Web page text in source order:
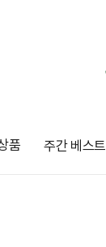
품 주간 베스트